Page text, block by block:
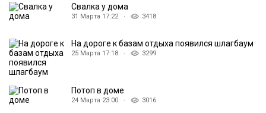
Свалка у дома
31 Марта 17:22 · 3418
На дороге к базам отдыха появился шлагбаум
25 Марта 17:18 · 3299
Потоп в доме
24 Марта 23:00 · 3016